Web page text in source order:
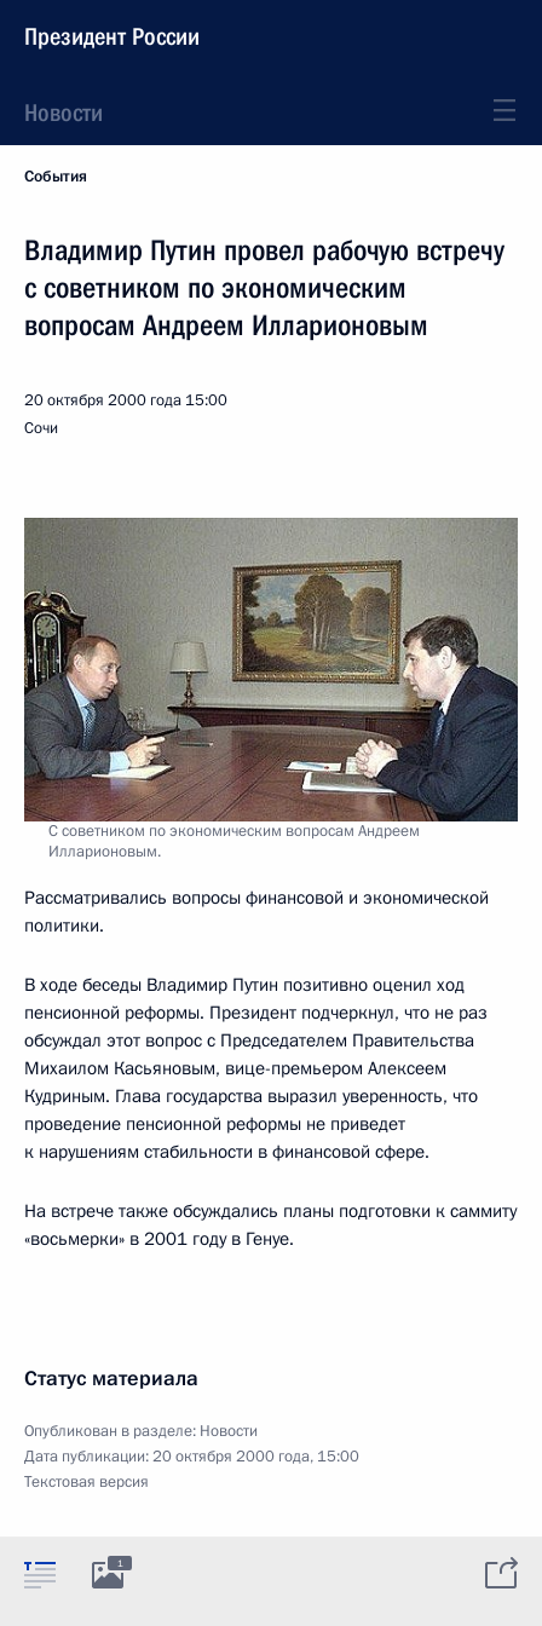
Президент России
Новости
События
Владимир Путин провел рабочую встречу
с советником по экономическим
вопросам Андреем Илларионовым
20 октября 2000 года 15:00
Сочи
С советником по экономическим вопросам Андреем
Илларионовым.
Рассматривались вопросы финансовой и экономической
политики.
В ходе беседы Владимир Путин позитивно оценил ход
пенсионной реформы. Президент подчеркнул, что не раз
обсуждал этот вопрос с Председателем Правительства
Михаилом Касьяновым, вице-премьером Алексеем
Кудриным. Глава государства выразил уверенность, что
проведение пенсионной реформы не приведет
к нарушениям стабильности в финансовой сфере.
На встрече также обсуждались планы подготовки к саммиту
«восьмерки» в 2001 году в Генуе.
Статус материала
Опубликован в разделе: Новости
Дата публикации:20 октября 2000 года, 15:00
Текстовая версия
1